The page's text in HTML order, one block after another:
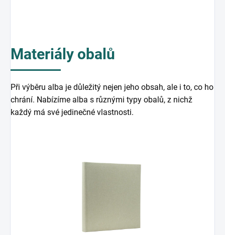
Materiály obalů
Při výběru alba je důležitý nejen jeho obsah, ale i to, co ho
chrání. Nabízíme alba s různými typy obalů, z nichž
každý má své jedinečné vlastnosti.